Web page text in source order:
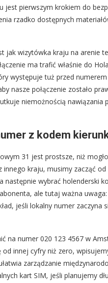
jest pierwszym krokiem do
rzadko dostępnych
jak wizytówka kraju na arenie
ma trafić właśnie do
występuje tuż przed
nasze połączenie zostało
niemożnością nawiązania
z kodem
31 jest prostsze, niż
innego kraju, musimy zacząć
następnie wybrać holenderski
ale tutaj ważna
jeśli lokalny numer zaczyna
na numer 020 123 4567 w
innej cyfry niż zero,
zarządzanie
kart SIM, jeśli planujemy